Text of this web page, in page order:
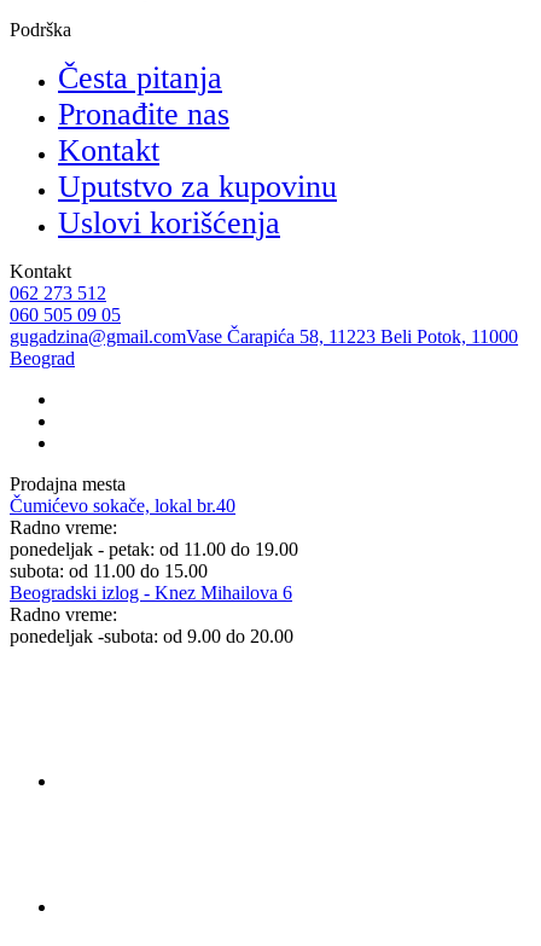
Podrška
Česta pitanja
Pronađite nas
Kontakt
Uputstvo za kupovinu
Uslovi korišćenja
Kontakt
062 273 512
060 505 09 05
gugadzina@gmail.comVase Čarapića 58, 11223 Beli Potok, 11000
Beograd
Prodajna mesta
Čumićevo sokače, lokal br.40
Radno vreme:
ponedeljak - petak: od 11.00 do 19.00
subota: od 11.00 do 15.00
Beogradski izlog - Knez Mihailova 6
Radno vreme:
ponedeljak -subota: od 9.00 do 20.00